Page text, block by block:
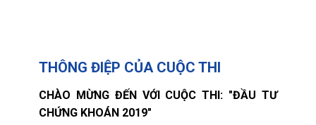
THÔNG ĐIỆP CỦA CUỘC THI
CHÀO MỪNG ĐẾN VỚI CUỘC THI: "ĐẦU TƯ
CHỨNG KHOÁN 2019"